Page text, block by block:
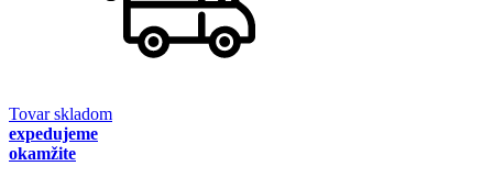
Tovar skladom
expedujeme
okamžite